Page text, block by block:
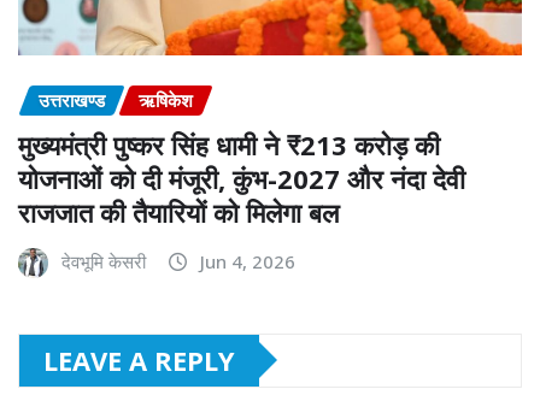
उत्तराखण्ड ऋषिकेश
मुख्यमंत्री पुष्कर सिंह धामी ने ₹213 करोड़ की
योजनाओं को दी मंजूरी, कुंभ-2027 और नंदा देवी
राजजात की तैयारियों को मिलेगा बल
देवभूमि केसरी Jun 4, 2026
LEAVE A REPLY